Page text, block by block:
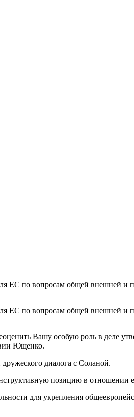
ЕС по вопросам общей внешней и
ЕС по вопросам общей внешней и
Вашу особую роль в деле
Ющенко.
диалога с Соланой.
позицию в отношении
для укрепления